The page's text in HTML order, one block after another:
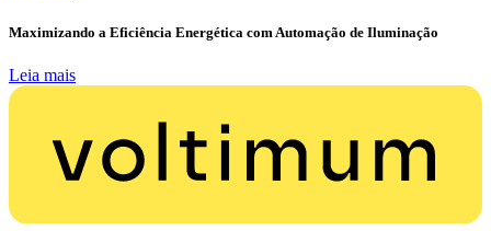
Maximizando a Eficiência Energética com Automação de Iluminação
Leia mais